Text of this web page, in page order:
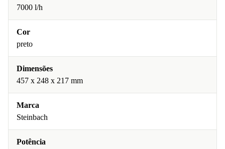
7000 l/h
Cor
preto
Dimensões
457 x 248 x 217 mm
Marca
Steinbach
Potência